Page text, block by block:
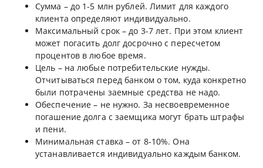
Сумма – до 1-5 млн рублей. Лимит для каждого
клиента определяют индивидуально.
Максимальный срок – до 3-7 лет. При этом клиент
может погасить долг досрочно с пересчетом
процентов в любое время.
Цель – на любые потребительские нужды.
Отчитываться перед банком о том, куда конкретно
были потрачены заемные средства не надо.
Обеспечение – не нужно. За несвоевременное
погашение долга с заемщика могут брать штрафы
и пени.
Минимальная ставка – от 8-10%. Она
устанавливается индивидуально каждым банком.